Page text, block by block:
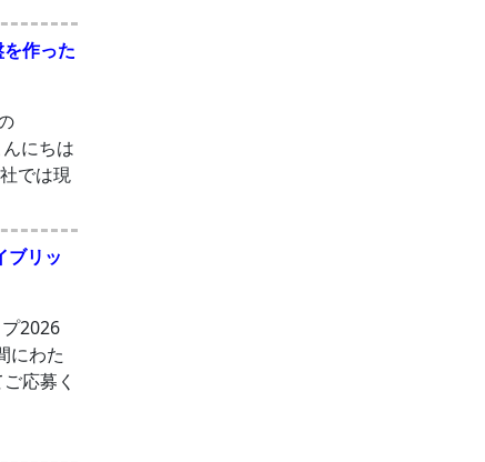
作った
にちは
では現
ブリッ
2026
にわた
応募く